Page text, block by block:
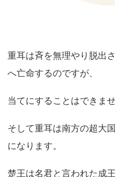
重耳は斉を無理やり脱出
へ亡命するのですが、
当てにすることはできま
そして重耳は南方の超大
になります。
楚王は名君と言われた成